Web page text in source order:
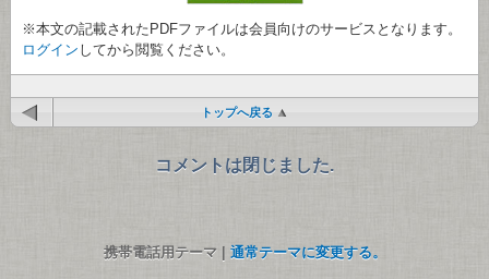
※本文の記載されたPDFファイルは会員向けのサービスとなります。
ログイン してから閲覧ください。
トップへ戻る
コメントは閉じました.
携帯電話用テーマ | 通常テーマに変更する。